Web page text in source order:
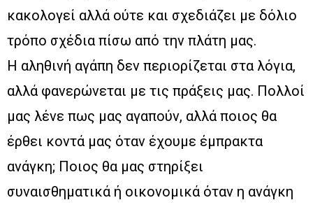
κακολογεί αλλά ούτε και σχεδιάζει με δόλιο
τρόπο σχέδια πίσω από την πλάτη μας.
Η αληθινή αγάπη δεν περιορίζεται στα λόγια,
αλλά φανερώνεται με τις πράξεις μας. Πολλοί
μας λένε πως μας αγαπούν, αλλά ποιος θα
έρθει κοντά μας όταν έχουμε έμπρακτα
ανάγκη; Ποιος θα μας στηρίξει
συναισθηματικά ή οικονομικά όταν η ανάγκη